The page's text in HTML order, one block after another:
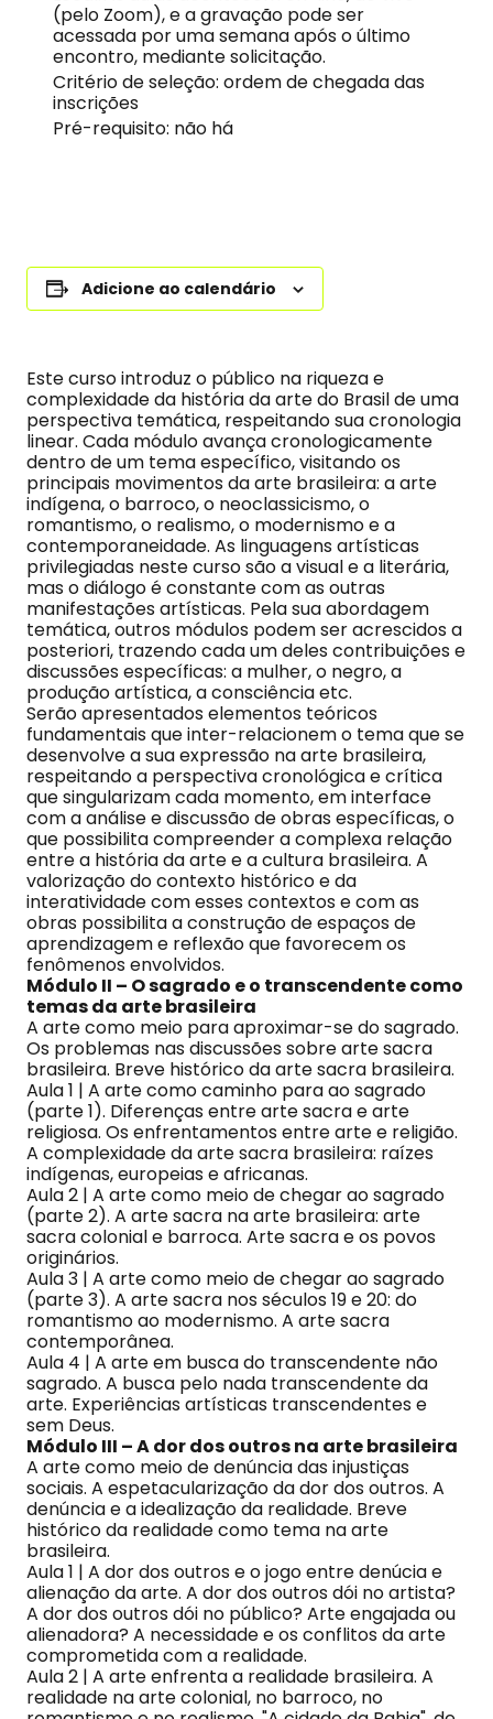
(pelo Zoom), e a gravação pode ser
acessada por uma semana após o último
encontro, mediante solicitação.
Critério de seleção: ordem de chegada das
inscrições
Pré-requisito: não há
Adicione ao calendário
Este curso introduz o público na riqueza e
complexidade da história da arte do Brasil de uma
perspectiva temática, respeitando sua cronologia
linear. Cada módulo avança cronologicamente
dentro de um tema específico, visitando os
principais movimentos da arte brasileira: a arte
indígena, o barroco, o neoclassicismo, o
romantismo, o realismo, o modernismo e a
contemporaneidade. As linguagens artísticas
privilegiadas neste curso são a visual e a literária,
mas o diálogo é constante com as outras
manifestações artísticas. Pela sua abordagem
temática, outros módulos podem ser acrescidos a
posteriori, trazendo cada um deles contribuições e
discussões específicas: a mulher, o negro, a
produção artística, a consciência etc.
Serão apresentados elementos teóricos
fundamentais que inter-relacionem o tema que se
desenvolve a sua expressão na arte brasileira,
respeitando a perspectiva cronológica e crítica
que singularizam cada momento, em interface
com a análise e discussão de obras específicas, o
que possibilita compreender a complexa relação
entre a história da arte e a cultura brasileira. A
valorização do contexto histórico e da
interatividade com esses contextos e com as
obras possibilita a construção de espaços de
aprendizagem e reflexão que favorecem os
fenômenos envolvidos.
Módulo II – O sagrado e o transcendente como
temas da arte brasileira
A arte como meio para aproximar-se do sagrado.
Os problemas nas discussões sobre arte sacra
brasileira. Breve histórico da arte sacra brasileira.
Aula 1 | A arte como caminho para ao sagrado
(parte 1). Diferenças entre arte sacra e arte
religiosa. Os enfrentamentos entre arte e religião.
A complexidade da arte sacra brasileira: raízes
indígenas, europeias e africanas.
Aula 2 | A arte como meio de chegar ao sagrado
(parte 2). A arte sacra na arte brasileira: arte
sacra colonial e barroca. Arte sacra e os povos
originários.
Aula 3 | A arte como meio de chegar ao sagrado
(parte 3). A arte sacra nos séculos 19 e 20: do
romantismo ao modernismo. A arte sacra
contemporânea.
Aula 4 | A arte em busca do transcendente não
sagrado. A busca pelo nada transcendente da
arte. Experiências artísticas transcendentes e
sem Deus.
Módulo III – A dor dos outros na arte brasileira
A arte como meio de denúncia das injustiças
sociais. A espetacularização da dor dos outros. A
denúncia e a idealização da realidade. Breve
histórico da realidade como tema na arte
brasileira.
Aula 1 | A dor dos outros e o jogo entre denúcia e
alienação da arte. A dor dos outros dói no artista?
A dor dos outros dói no público? Arte engajada ou
alienadora? A necessidade e os conflitos da arte
comprometida com a realidade.
Aula 2 | A arte enfrenta a realidade brasileira. A
realidade na arte colonial, no barroco, no